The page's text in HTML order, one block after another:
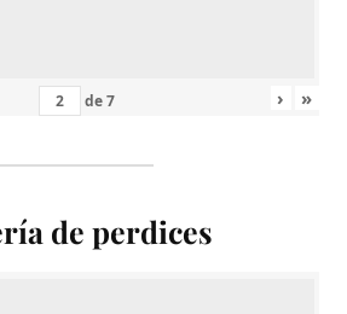
de7 › »
de perdices